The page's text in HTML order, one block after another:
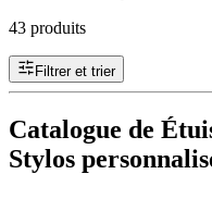
43 produits
Filtrer et trier
Catalogue de
Stylos